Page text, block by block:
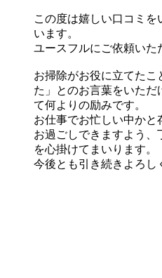
この度は嬉しい口コミ
います。
ユースフルにご依頼いた
お掃除がお役に立てたこ
た」とのお言葉をいただ
て何よりの励みです。
お仕事でお忙しい中かと
お過ごしできますよう、
を心掛けてまいります。
今後とも引き続きよろし